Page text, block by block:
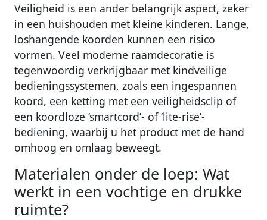
Veiligheid is een ander belangrijk aspect, zeker
in een huishouden met kleine kinderen. Lange,
loshangende koorden kunnen een risico
vormen. Veel moderne raamdecoratie is
tegenwoordig verkrijgbaar met kindveilige
bedieningssystemen, zoals een ingespannen
koord, een ketting met een veiligheidsclip of
een koordloze ‘smartcord’- of ‘lite-rise’-
bediening, waarbij u het product met de hand
omhoog en omlaag beweegt.
Materialen onder de loep: Wat
werkt in een vochtige en drukke
ruimte?